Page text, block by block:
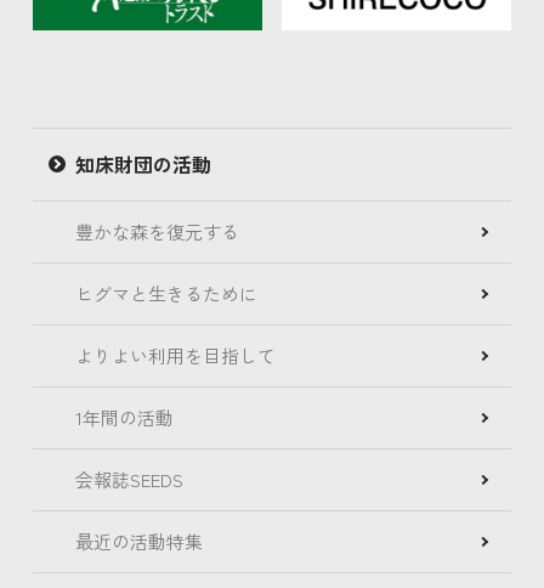
知床財団の活動
豊かな森を復元する
ヒグマと生きるために
よりよい利用を目指して
1年間の活動
会報誌SEEDS
最近の活動特集